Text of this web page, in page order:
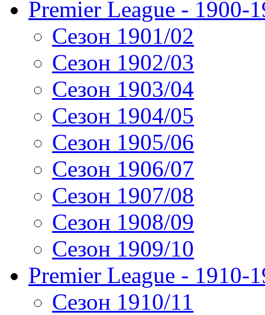
Premier League - 1900-
Сезон 1901/02
Сезон 1902/03
Сезон 1903/04
Сезон 1904/05
Сезон 1905/06
Сезон 1906/07
Сезон 1907/08
Сезон 1908/09
Сезон 1909/10
Premier League - 1910-
Сезон 1910/11